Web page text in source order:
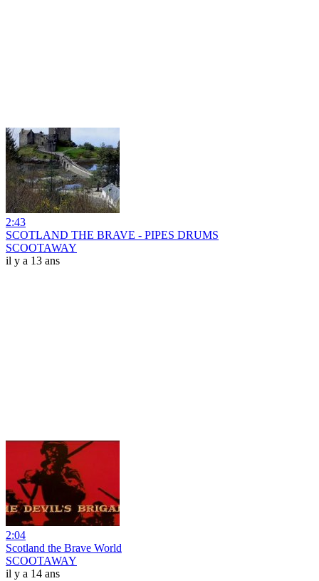
2:43
SCOTLAND THE BRAVE - PIPES DRUMS
SCOOTAWAY
il y a 13 ans
2:04
Scotland the Brave World
SCOOTAWAY
il y a 14 ans